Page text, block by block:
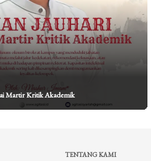
Martir Kritik Akademik
TENTANG KAMI